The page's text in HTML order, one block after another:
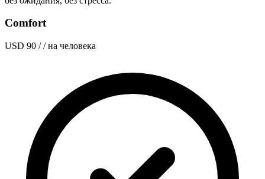
Comfort
USD 90 / / на человека